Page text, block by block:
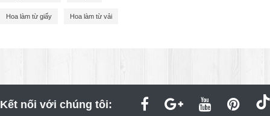
Hoa làm từ giấy Hoa làm từ vải
Kết nối với chúng tôi: